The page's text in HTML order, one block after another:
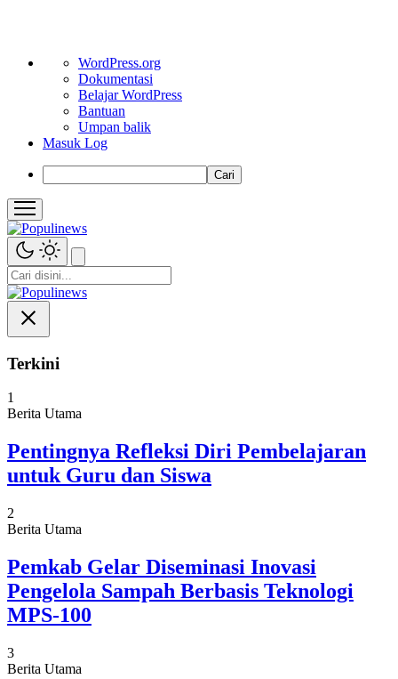
Tentang
WordPress
WordPress.org
Dokumentasi
Belajar WordPress
Bantuan
Umpan balik
Masuk Log
Cari
Terkini
1
Berita Utama
Pentingnya Refleksi Diri Pembelajaran
untuk Guru dan Siswa
2
Berita Utama
Pemkab Gelar Diseminasi Inovasi
Pengelola Sampah Berbasis Teknologi
MPS-100
3
Berita Utama